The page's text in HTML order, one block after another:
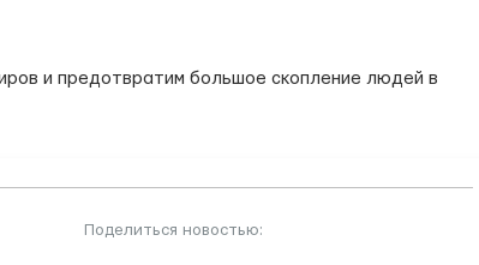
и предотвратим большое скопление людей в
Поделиться новостью: